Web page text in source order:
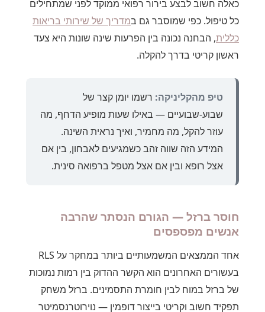
כאלה חשוב לבצע בירור רפואי ממוקד לפני שמתחילים
כל טיפול. כפי שמוסבר גם במדריך של שירותי בריאות
כללית, הבחנה נכונה בין הפרעות שינה שונות היא צעד
ראשון קריטי בדרך להקלה.
טיפ מהקליניקה: רשמו יומן קצר של
שבוע-שבועיים — באילו שעות מופיע הדחף, מה
עוזר להקל, מה מחמיר, ואיך נראית השינה.
המידע הזה שווה זהב כשמגיעים לאבחון, בין אם
אצל רופא ובין אם אצל מטפל ברפואה סינית.
חוסר ברזל — הגורם הנסתר שהרבה
אנשים מפספסים
אחד הממצאים המשמעותיים ביותר במחקר על RLS
בעשורים האחרונים הוא הקשר ההדוק בין רמות נמוכות
של ברזל במוח לבין חומרת התסמינים. ברזל משחק
תפקיד חשוב וקריטי בייצור דופמין — נוירוטרנסמיטר